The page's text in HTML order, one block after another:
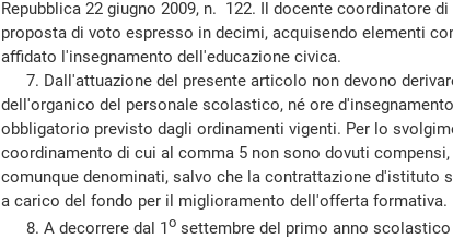
Repubblica 22 giugno 2009, n. 122. Il docente coordinatore
proposta di voto espresso in decimi, acquisendo elementi
affidato l'insegnamento dell'educazione civica.
7. Dall'attuazione del presente articolo non devono
dell'organico del personale scolastico, né ore
obbligatorio previsto dagli ordinamenti vigenti. Per lo
coordinamento di cui al comma 5 non sono dovuti
comunque denominati, salvo che la contrattazione d'istituto
a carico del fondo per il miglioramento dell'offerta formativa.
8. A decorrere dal 1o settembre del primo anno